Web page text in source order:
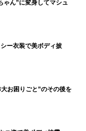
ゃん”に変身してマシュ
ー衣装で美ボディ披
お困りごと”のその後を